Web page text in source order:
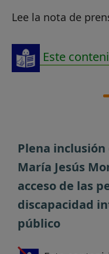
Lee la nota de
Este
Plena
María Jesús
acceso de las
discapacidad
público